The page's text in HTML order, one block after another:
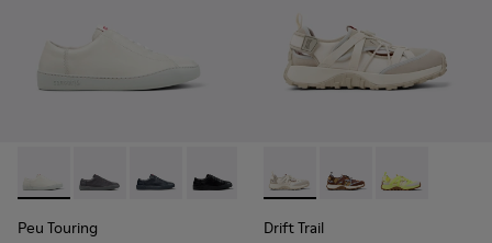
Peu Touring - K101083-002 - Weiße Ledersneaker für
Peu Touring - K101083-005
Peu Touring - K101083-004
Peu Touring - K101083-001
Peu Touring
Drift Trail - K101034-004 -
Drift Trail - K101034-
Drift Trail -
Drift Trail